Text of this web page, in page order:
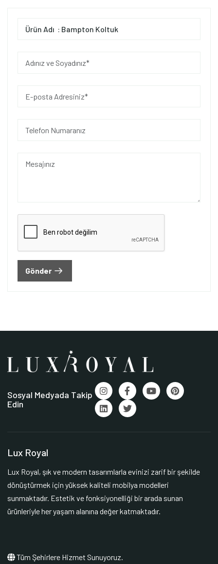
Gönder
Sosyal Medyada Takip
Edin
Lux Royal
Lux Royal, şık ve modern tasarımlarla evinizi zarif bir şekilde
dönüştürmek için yüksek kaliteli mobilya modelleri
sunmaktadır. Estetik ve fonksiyonelliği bir arada sunan
ürünleriyle her yaşam alanına değer katmaktadır.
Tüm Şehirlere Hizmet Sunuyoruz.